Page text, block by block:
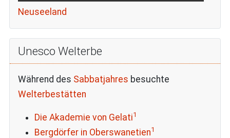
Neuseeland
Unesco Welterbe
Während des Sabbatjahres besuchte
Welterbestätten
Die Akademie von Gelati1
Bergdörfer in Oberswanetien1